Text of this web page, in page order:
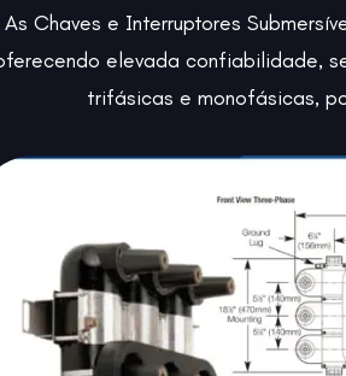
As Chaves e Interruptores
elevada confiabilidade,
trifásicas e monofásicas,